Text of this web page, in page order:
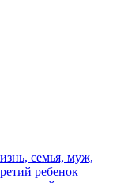
семья, муж,
ребенок